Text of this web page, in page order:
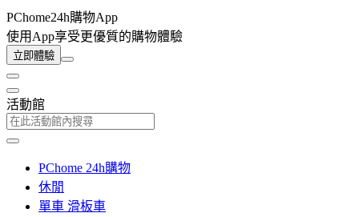
PChome24h購物App
使用App享受更優質的購物體驗
立即體驗
活動館
PChome 24h購物
休閒
單車 滑板車